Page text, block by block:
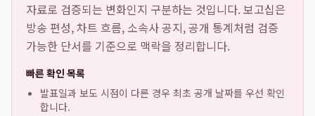
자료로 검증되는 변화인지 구분하는 것입니다. 보고십은
방송 편성, 차트 흐름, 소속사 공지, 공개 통계처럼 검증
가능한 단서를 기준으로 맥락을 정리합니다.
빠른 확인 목록
발표일과 보도 시점이 다른 경우 최초 공개 날짜를 우선 확인
합니다.